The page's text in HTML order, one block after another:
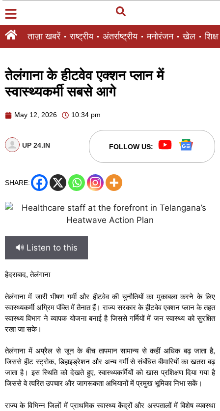
ताज़ा खबरें राष्ट्रीय अंतर्राष्ट्रीय मनोरंजन खेल शिक्षा
तेलंगाना के हीटवेव एक्शन प्लान में
स्वास्थ्यकर्मी सबसे आगे
May 12, 2026 10:34 pm
UP 24.IN FOLLOW US:
SHARE:
🔊 Listen to this
हैदराबाद, तेलंगाना
तेलंगाना में जारी भीषण गर्मी और हीटवेव की चुनौतियों का मुकाबला करने के लिए
स्वास्थ्यकर्मी अग्रिम पंक्ति में तैनात हैं। राज्य सरकार के हीटवेव एक्शन प्लान के तहत
स्वास्थ्य विभाग ने व्यापक योजना बनाई है जिससे गर्मियों में जन स्वास्थ्य को सुरक्षित
रखा जा सके।
तेलंगाना में अप्रैल से जून के बीच तापमान सामान्य से कहीं अधिक बढ़ जाता है,
जिससे हीट स्ट्रोक, डिहाइड्रेशन और अन्य गर्मी से संबंधित बीमारियों का खतरा बढ़
जाता है। इस स्थिति को देखते हुए, स्वास्थ्यकर्मियों को खास प्रशिक्षण दिया गया है
जिससे वे त्वरित उपचार और जागरूकता अभियानों में प्रमुख भूमिका निभा सकें।
राज्य के विभिन्न जिलों में प्राथमिक स्वास्थ्य केंद्रों और अस्पतालों में विशेष व्यवस्था